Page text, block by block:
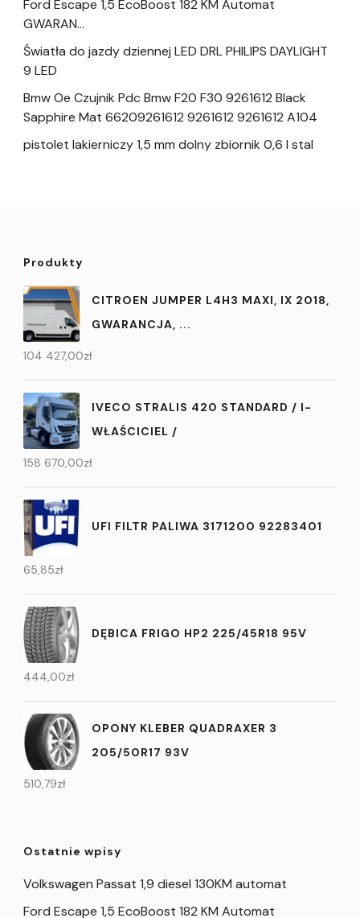
Ford Escape 1,5 EcoBoost 182 KM Automat
GWARAN…
Światła do jazdy dziennej LED DRL PHILIPS DAYLIGHT
9 LED
Bmw Oe Czujnik Pdc Bmw F20 F30 9261612 Black
Sapphire Mat 66209261612 9261612 9261612 A104
pistolet lakierniczy 1,5 mm dolny zbiornik 0,6 l stal
Produkty
CITROEN JUMPER L4H3 MAXI, IX 2018,
GWARANCJA, ...
104 427,00zł
IVECO STRALIS 420 STANDARD / I-
WŁAŚCICIEL /
158 670,00zł
UFI FILTR PALIWA 3171200 92283401
65,85zł
DĘBICA FRIGO HP2 225/45R18 95V
444,00zł
OPONY KLEBER QUADRAXER 3
205/50R17 93V
510,79zł
Ostatnie wpisy
Volkswagen Passat 1,9 diesel 130KM automat
Ford Escape 1,5 EcoBoost 182 KM Automat